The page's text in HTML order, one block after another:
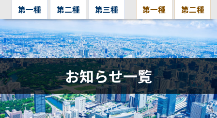
第一種 第二種 第三種 第一種 第二種
お知らせ一覧